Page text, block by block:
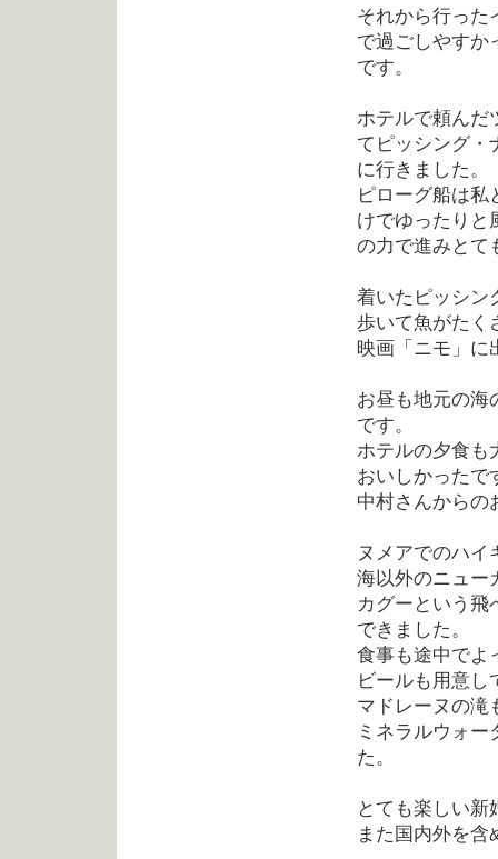
それから行った
で過ごしやすか
です。
ホテルで頼んだ
てピッシング・
に行きました。
ピローグ船は私
けでゆったりと
の力で進みとて
着いたピッシン
歩いて魚がたく
映画「ニモ」に
お昼も地元の海
です。
ホテルの夕食も
おいしかったで
中村さんからの
ヌメアでのハ
海以外のニュー
カグーという飛
できました。
食事も途中でよ
ビールも用意
マドレーヌの滝
ミネラルウォ
た。
とても楽しい
また国内外を含